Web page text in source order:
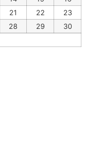
21 22
23
28 29
30